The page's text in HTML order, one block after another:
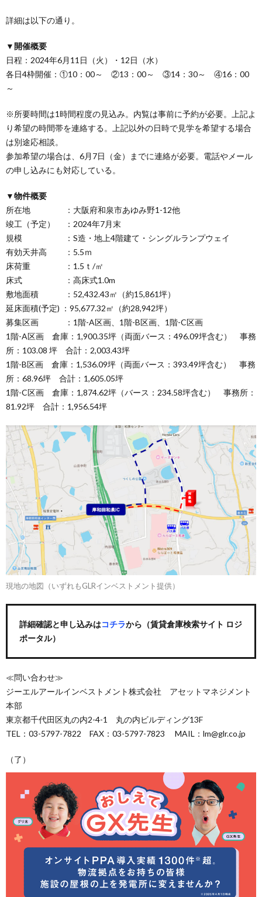
詳細は以下の通り。
▼開催概要
日程：2024年6月11日（火）・12日（水）
各日4枠開催：①10：00～ ②13：00～ ③14：30～ ④16：00
～
※所要時間は1時間程度の見込み。内覧は事前に予約が必要。上記よ
り希望の時間帯を連絡する。上記以外の日時で見学を希望する場合
は別途応相談。
参加希望の場合は、6月7日（金）までに連絡が必要。電話やメール
の申し込みにも対応している。
▼物件概要
所在地 ：大阪府和泉市あゆみ野1-12他
竣工（予定） ：2024年7月末
規模 ：S造・地上4階建て・シングルランプウェイ
有効天井高 ：5.5ｍ
床荷重 ：1.5ｔ/㎡
床式 ：高床式1.0m
敷地面積 ：52,432.43㎡（約15,861坪）
延床面積(予定) ：95,677.32㎡（約28,942坪）
募集区画 ：1階-A区画、1階-B区画、1階-C区画
1階-A区画 倉庫：1,900.35坪（両面バース：496.09坪含む） 事務
所：103.08 坪 合計：2,003.43坪
1階-B区画 倉庫：1,536.09坪（両面バース：393.49坪含む） 事務
所：68.96坪 合計：1,605.05坪
1階-C区画 倉庫：1,874.62坪（バース：234.58坪含む） 事務所：
81.92坪 合計：1,956.54坪
現地の地図（いずれもGLRインベストメント提供）
詳細確認と申し込みはコチラから（賃貸倉庫検索サイト ロジ
ポータル）
≪問い合わせ≫
ジーエルアールインベストメント株式会社 アセットマネジメント
本部
東京都千代田区丸の内2-4-1 丸の内ビルディング13F
TEL：03-5797-7822 FAX：03-5797-7823 MAIL：lm@glr.co.jp
（了）